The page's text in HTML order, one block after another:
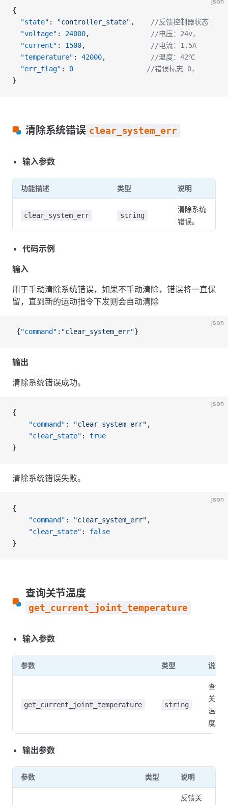
{
  "state"
: "controller_state" ,
//反馈控制器状态
  "voltage"
: 24000,
//电压：24v，
  "current"
: 1500,
//电流：1.5A
  "temperature"
: 42000,
//温度：42℃
  "err_flag"
: 0
                  //错误标志 0，
}
清除系统错误 clear_system_err
输入参数
功能描述 类型 说明
clear_system_err string
清除系统
错误。
代码示例
输入
用于手动清除系统错误，如果不手动清除，错误将一直保
留，直到新的运动指令下发则会自动清除
json
{"command" : "clear_system_err"}
输出
清除系统错误成功。
json
{
    "command"
: "clear_system_err" ,
    "clear_state"
: true
}
清除系统错误失败。
json
{
    "command"
: "clear_system_err" ,
    "clear_state"
: false
}
查询关节温度
get_current_joint_temperature
输入参数
参数 类型 说明
get_current_joint_temperature string
查询
关节
温
度。
输出参数
参数 类型 说明
反馈关